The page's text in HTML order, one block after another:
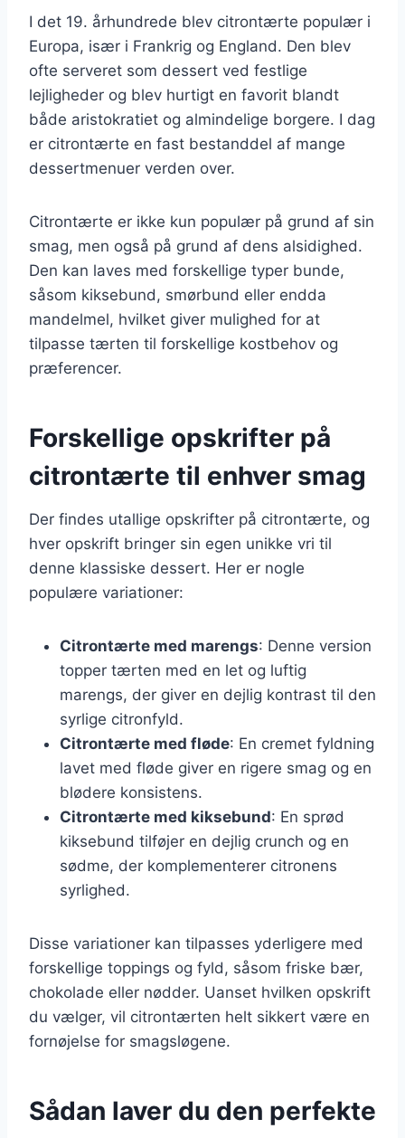
I det 19. århundrede blev citrontærte populær i
Europa, især i Frankrig og England. Den blev
ofte serveret som dessert ved festlige
lejligheder og blev hurtigt en favorit blandt
både aristokratiet og almindelige borgere. I dag
er citrontærte en fast bestanddel af mange
dessertmenuer verden over.
Citrontærte er ikke kun populær på grund af sin
smag, men også på grund af dens alsidighed.
Den kan laves med forskellige typer bunde,
såsom kiksebund, smørbund eller endda
mandelmel, hvilket giver mulighed for at
tilpasse tærten til forskellige kostbehov og
præferencer.
Forskellige opskrifter på
citrontærte til enhver smag
Der findes utallige opskrifter på citrontærte, og
hver opskrift bringer sin egen unikke vri til
denne klassiske dessert. Her er nogle
populære variationer:
Citrontærte med marengs: Denne version
topper tærten med en let og luftig
marengs, der giver en dejlig kontrast til den
syrlige citronfyld.
Citrontærte med fløde: En cremet fyldning
lavet med fløde giver en rigere smag og en
blødere konsistens.
Citrontærte med kiksebund: En sprød
kiksebund tilføjer en dejlig crunch og en
sødme, der komplementerer citronens
syrlighed.
Disse variationer kan tilpasses yderligere med
forskellige toppings og fyld, såsom friske bær,
chokolade eller nødder. Uanset hvilken opskrift
du vælger, vil citrontærten helt sikkert være en
fornøjelse for smagsløgene.
Sådan laver du den perfekte